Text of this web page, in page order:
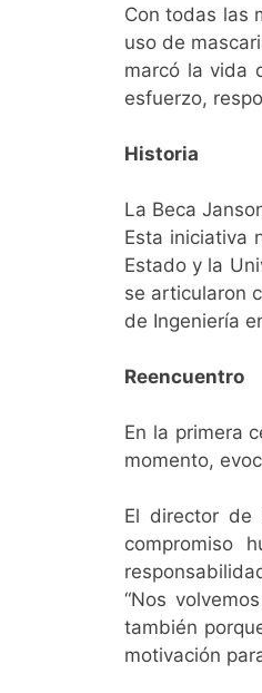
Con todas las
uso de
marcó la vida
esfuerzo,
Historia
La Beca
Esta iniciativa
Estado y la
se articularon
de Ingeniería
Reencuentro
En la primera
momento,
El director de
compromiso
“Nos
también
motivación